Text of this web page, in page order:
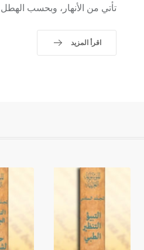
تأتي من الأنهار، وبحسب
اقرأ المزيد